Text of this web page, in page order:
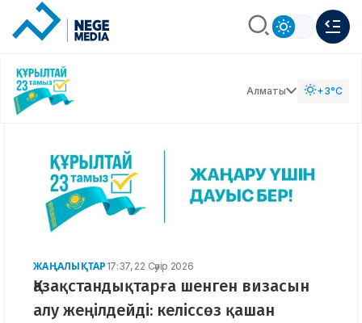
Алматы +3°C
ЖАҢАЛЫҚТАР 17:37, 22 Сәуір 2026
Қазақстандықтарға шенген визасын
алу жеңілдейді: келіссөз қашан